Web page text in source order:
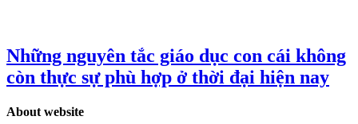
Những nguyên tắc giáo dục con cái không
còn thực sự phù hợp ở thời đại hiện nay
About website